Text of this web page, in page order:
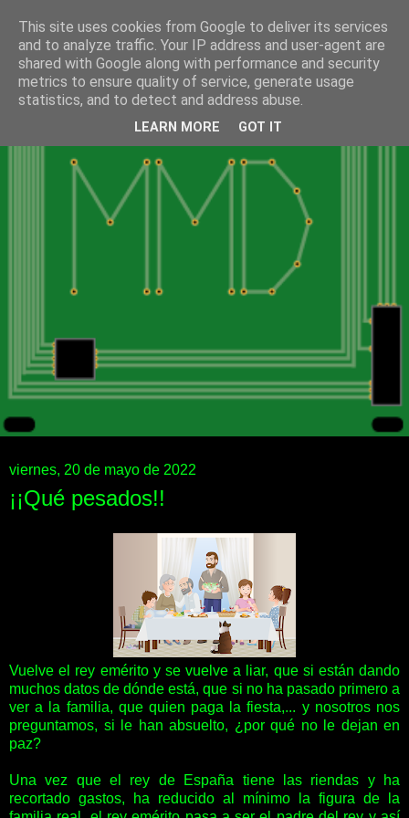
viernes, 20 de mayo de 2022
¡¡Qué pesados!!
Vuelve el rey emérito y se vuelve a liar, que si están dando
muchos datos de dónde está, que si no ha pasado primero a
ver a la familia, que quien paga la fiesta,... y nosotros nos
preguntamos, si le han absuelto, ¿por qué no le dejan en
paz?
Una vez que el rey de España tiene las riendas y ha
recortado gastos, ha reducido al mínimo la figura de la
This site uses cookies from Google to deliver its services
and to analyze traffic. Your IP address and user-agent are
shared with Google along with performance and security
metrics to ensure quality of service, generate usage
statistics, and to detect and address abuse.
LEARN MORE GOT IT